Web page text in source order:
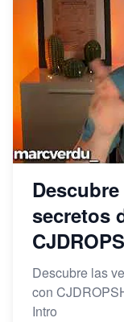
secretos
Descubre las
con
Intro